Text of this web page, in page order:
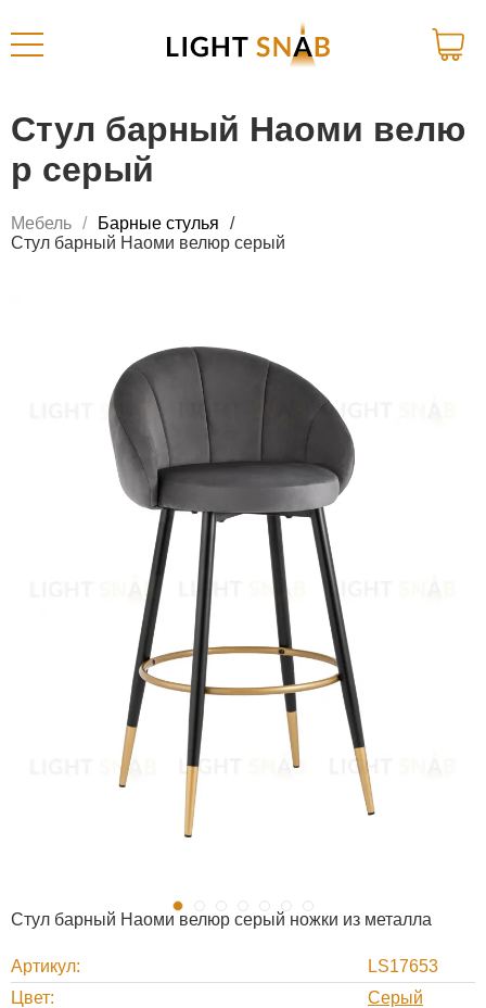
Стул барный Наоми велю
р серый
Мебель
Барные стулья
Стул барный Наоми велюр серый
Стул барный Наоми велюр серый ножки из металла
Артикул
LS17653
Цвет
Серый